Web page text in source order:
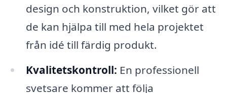
design och konstruktion, vilket gör att
de kan hjälpa till med hela projektet
från idé till färdig produkt.
Kvalitetskontroll: En professionell
svetsare kommer att följa